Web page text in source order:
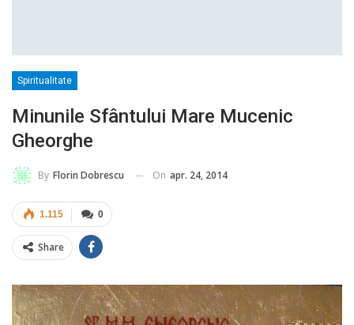
Spiritualitate
Minunile Sfântului Mare Mucenic
Gheorghe
By Florin Dobrescu On apr. 24, 2014
0
1.115
Share